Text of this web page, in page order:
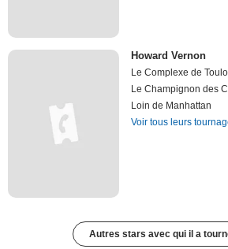
Howard Vernon
Le Complexe de
Le Champignon des
Loin de Manhattan
Voir tous leurs
Autres stars avec qui il a